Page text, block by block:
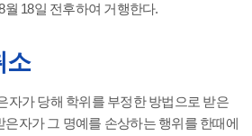
월 18일 전후하여 거행한다.
소
자가 당해 학위를 부정한 방법으로 받은
자가 그 명예를 손상하는 행위를 한때에